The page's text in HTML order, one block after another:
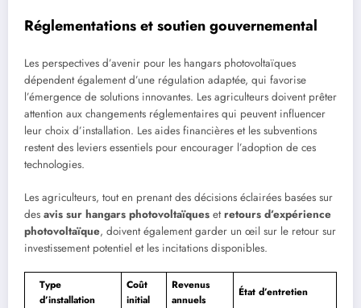
Réglementations et soutien gouvernemental
Les perspectives d’avenir pour les hangars photovoltaïques
dépendent également d’une régulation adaptée, qui favorise
l’émergence de solutions innovantes. Les agriculteurs doivent prêter
attention aux changements réglementaires qui peuvent influencer
leur choix d’installation. Les aides financières et les subventions
restent des leviers essentiels pour encourager l’adoption de ces
technologies.
Les agriculteurs, tout en prenant des décisions éclairées basées sur
des avis sur hangars photovoltaïques etretours d’expérience
photovoltaïque, doivent également garder un œil sur le retour sur
investissement potentiel et les incitations disponibles.
Type
d’installation
Coût
initial
Revenus
annuels
État d’entretien